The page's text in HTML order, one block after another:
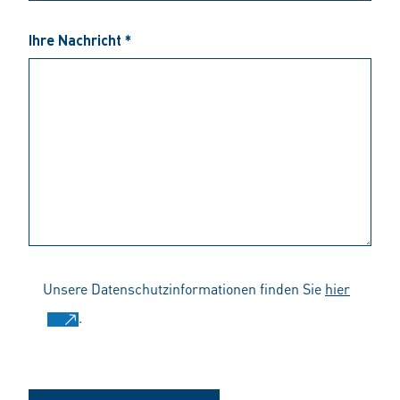
Ihre Nachricht *
Unsere Datenschutzinformationen finden Sie hier
.